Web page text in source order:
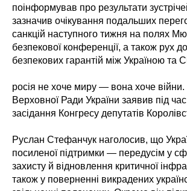
поінформував про результати
зазначив очікування подальших
санкцій наступного тижня на полях
безпекової конференції, а також рух
безпекових гарантій між Україною та
росія не хоче миру — вона хоче
Верховної Ради України заявив під
засідання Конгресу депутатів
Руслан Стефанчук наголосив, що
посиленої підтримки — передусім у
захисту й відновлення критичної
також у поверненні викрадених